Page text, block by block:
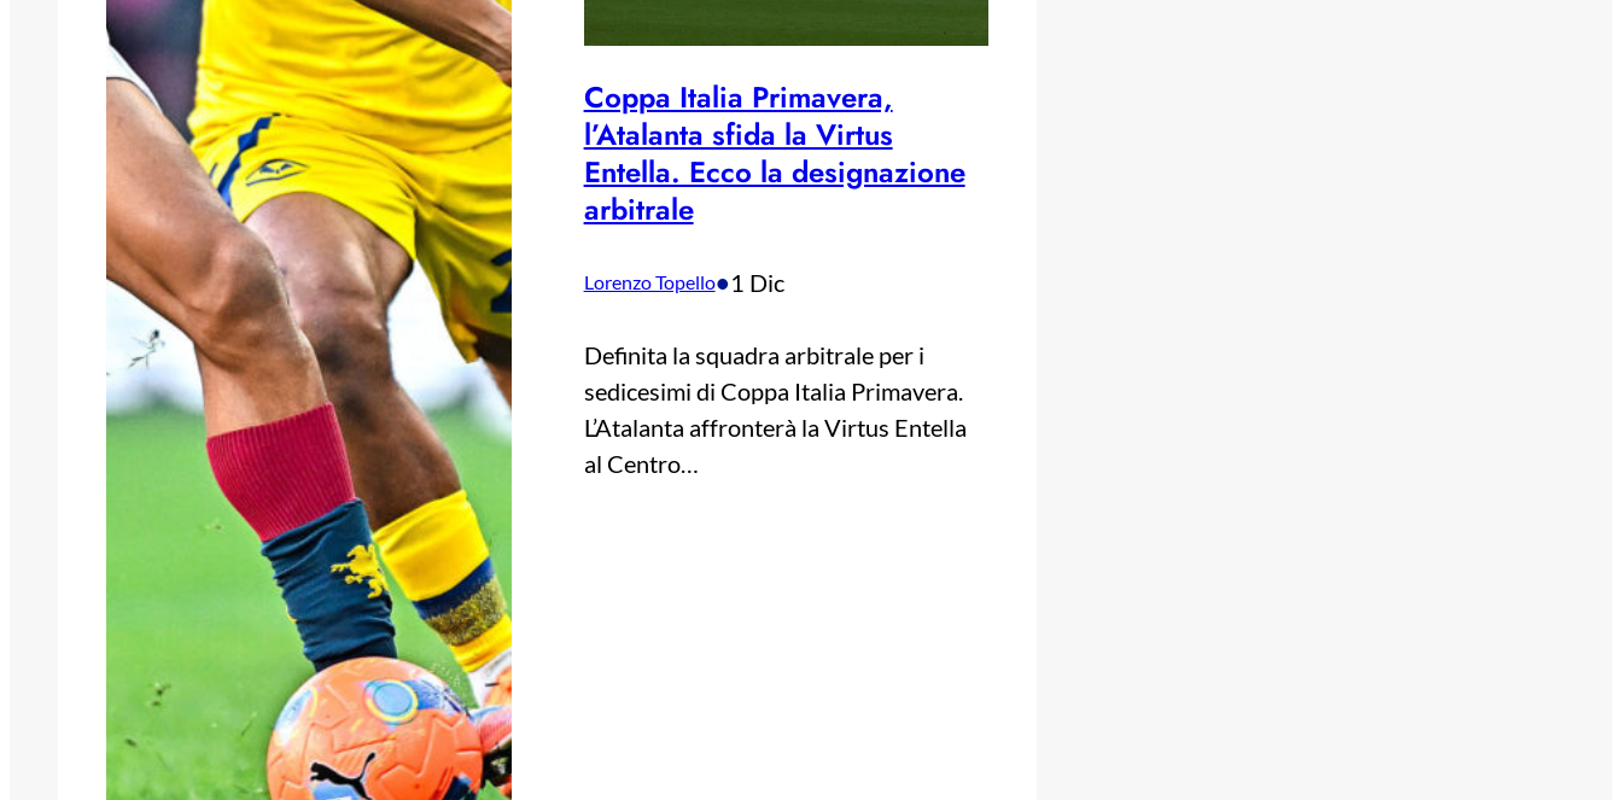
Coppa Italia Primavera,
l’Atalanta sfida la Virtus
Entella. Ecco la designazione
arbitrale
Lorenzo Topello•1 Dic
Definita la squadra arbitrale per i
sedicesimi di Coppa Italia Primavera.
L’Atalanta affronterà la Virtus Entella
al Centro…